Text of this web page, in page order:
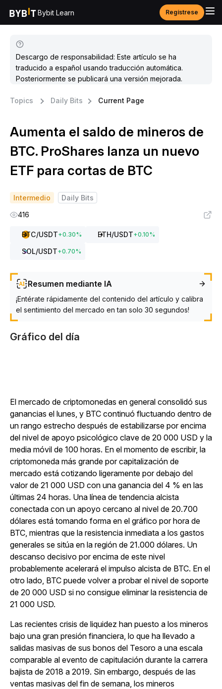
Bybit Learn Regístrese
Descargo de responsabilidad: Este artículo se ha
traducido a español usando traducción automática.
Posteriormente se publicará una versión mejorada.
Topics Daily Bits Current Page
Aumenta el saldo de mineros de
BTC. ProShares lanza un nuevo
ETF para cortas de BTC
Intermedio
Daily Bits
416
BTC/USDT+0.30% ETH/USDT+0.10%
SOL/USDT+0.70%
Resumen mediante IA
¡Entérate rápidamente del contenido del artículo y calibra
el sentimiento del mercado en tan solo 30 segundos!
Gráfico del día
El mercado de criptomonedas en general consolidó sus
ganancias el lunes, y BTC continuó fluctuando dentro de
un rango estrecho después de estabilizarse por encima
del nivel de apoyo psicológico clave de 20 000 USD y la
media móvil de 100 horas. En el momento de escribir, la
criptomoneda más grande por capitalización de
mercado está cotizando ligeramente por debajo del
valor de 21 000 USD con una ganancia del 4 % en las
últimas 24 horas. Una línea de tendencia alcista
conectada con un apoyo cercano al nivel de 20.700
dólares está tomando forma en el gráfico por hora de
BTC, mientras que la resistencia inmediata a los gastos
generales se sitúa en la región de 21.000 dólares. Un
descanso decisivo por encima de este nivel
probablemente acelerará el impulso alcista de BTC. En el
otro lado, BTC puede volver a probar el nivel de soporte
de 20 000 USD si no consigue eliminar la resistencia de
21 000 USD.
Las recientes crisis de liquidez han puesto a los mineros
bajo una gran presión financiera, lo que ha llevado a
salidas masivas de sus bonos del Tesoro a una escala
comparable al evento de capitulación durante la carrera
bajista de 2018 a 2019. Sin embargo, después de las
ventas masivas del fin de semana, los mineros